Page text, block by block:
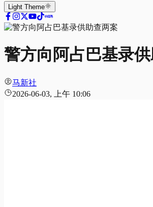
Light Theme
警方向阿占巴基录
马新社
2026-06-03, 上午 10:06